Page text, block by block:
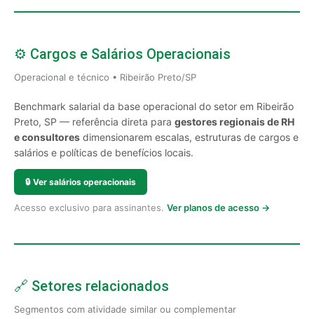
⚙️ Cargos e Salários Operacionais
Operacional e técnico • Ribeirão Preto/SP
Benchmark salarial da base operacional do setor em Ribeirão
Preto, SP — referência direta para gestores regionais de RH
e consultores dimensionarem escalas, estruturas de cargos e
salários e políticas de benefícios locais.
🔒 Ver salários operacionais
Acesso exclusivo para assinantes. Ver planos de acesso →
🔗 Setores relacionados
Segmentos com atividade similar ou complementar